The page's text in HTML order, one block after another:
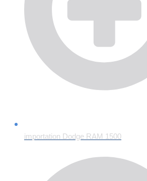
importation Dodge RAM 1500